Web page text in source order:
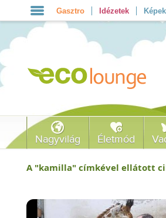
Gasztro Idézetek Képek
Nagyvilág Életmód
A "kamilla" címkével ellátott